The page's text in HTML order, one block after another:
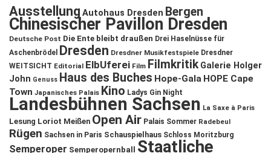
Ausstellung Autohaus Dresden Bergen
Chinesischer Pavillon Dresden
Deutsche Post Die Ente bleibt draußen Drei Haselnüsse für
Aschenbrödel
Dresden Dresdner Musikfestspiele Dresdner
WEITSICHT Editorial ElbUferei Film Filmkritik Galerie Holger
John Genuss Haus des Buches Hope-Gala HOPE Cape
Town Japanisches Palais Kino Ladys Gin Night
Landesbühnen Sachsen La Saxe à Paris
Lesung Loriot Meißen Open Air Palais Sommer Radebeul
Rügen Sachsen in Paris Schauspielhaus Schloss Moritzburg
Semperoper Semperopernball Staatliche